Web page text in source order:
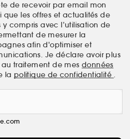
de recevoir par email mon
les offres et actualités de
y compris avec l’utilisation de
de mesurer la
afin d'optimiser et
Je déclare avoir plus
traitement de mes données
la politique de confidentialité .